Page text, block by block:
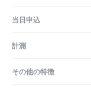
当日申込
計測
その他の特徴